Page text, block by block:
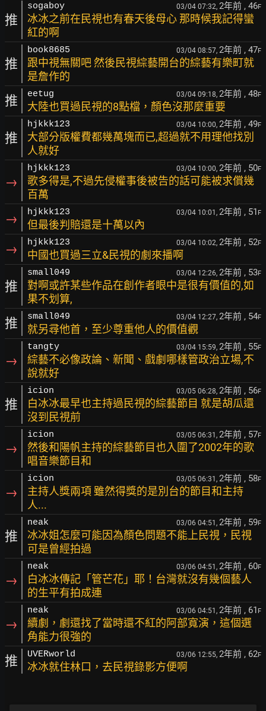
推
sogaboy 03/04 07:32, 2年前 , 46F
冰冰之前在民視也有春天後母心 那時候我記得蠻
紅的啊
推
book8685 03/04 08:57, 2年前 , 47F
跟中視無關吧 然後民視綜藝開台的綜藝有樂町就
是詹作的
推 eetug 03/04 09:18, 2年前 , 48F
大陸也買過民視的8點檔，顏色沒那麼重要
推
hjkkk123 03/04 10:00, 2年前 , 49F
大部分版權費都幾萬塊而已,超過就不用理他找別
人就好
→
hjkkk123 03/04 10:00, 2年前 , 50F
歌多得是,不過先侵權事後被告的話可能被求償幾
百萬
→ hjkkk123 03/04 10:01, 2年前 , 51 F
但最後判賠還是十萬以內
→ hjkkk123 03/04 10:02, 2年前 , 52F
中國也買過三立&民視的劇來播啊
推
small049 03/04 12:26, 2年前 , 53F
對啊或許某些作品在創作者眼中是很有價值的,如
果不划算,
推 small049 03/04 12:27, 2年前 , 54F
就另尋他首，至少尊重他人的價值觀
→
tangty 03/04 15:59, 2年前 , 55F
綜藝不必像政論、新聞、戲劇哪樣管政治立場,不
說就好
推
icion 03/05 06:28, 2年前 , 56F
白冰冰最早也主持過民視的綜藝節目 就是胡瓜還
沒到民視前
→
icion 03/05 06:31, 2年前 , 57F
然後和陽帆主持的綜藝節目也入圍了2002年的歌
唱音樂節目和
→
icion 03/05 06:31, 2年前 , 58F
主持人獎兩項 雖然得獎的是別台的節目和主持
人...
推
neak 03/06 04:51, 2年前 , 59F
冰冰姐怎麼可能因為顏色問題不能上民視，民視
可是曾經拍過
→
neak 03/06 04:51, 2年前 , 60F
白冰冰傳記「管芒花」耶！台灣就沒有幾個藝人
的生平有拍成連
→
neak 03/06 04:51, 2年前 , 61 F
續劇，劇還找了當時還不紅的阿部寬演，這個選
角能力很強的
推 UVERworld 03/06 12:55, 2年前 , 62F
冰冰就住林口，去民視錄影方便啊